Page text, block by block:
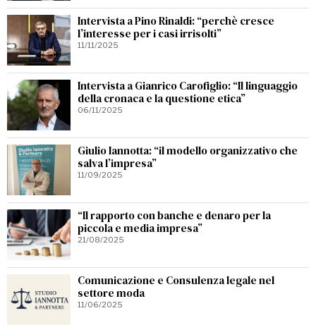
Intervista a Pino Rinaldi: “perchè cresce
l’interesse per i casi irrisolti”
11/11/2025
Intervista a Gianrico Carofiglio: “Il linguaggio
della cronaca e la questione etica”
06/11/2025
Giulio Iannotta: “il modello organizzativo che
salva l’impresa”
11/09/2025
“Il rapporto con banche e denaro per la
piccola e media impresa”
21/08/2025
Comunicazione e Consulenza legale nel
settore moda
11/06/2025